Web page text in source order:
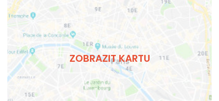
ZOBRAZIT KARTU